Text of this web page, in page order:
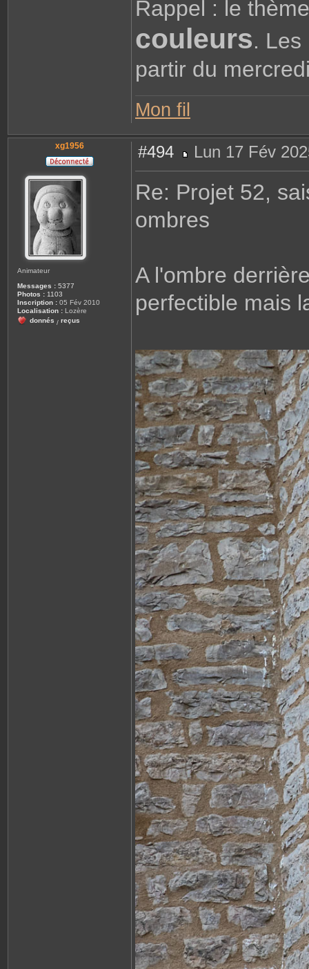
Rappel : le
couleurs. Les
partir du
Mon fil
xg1956
Animateur
Messages : 5377
Photos : 1103
Inscription : 05 Fév 2010
Localisation : Lozère
donnés / reçus
#494
e
s
Lun 17 Fév
Re: Projet 52,
ombres
A l'ombre
perfectible mais